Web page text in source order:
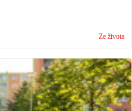
Ze života